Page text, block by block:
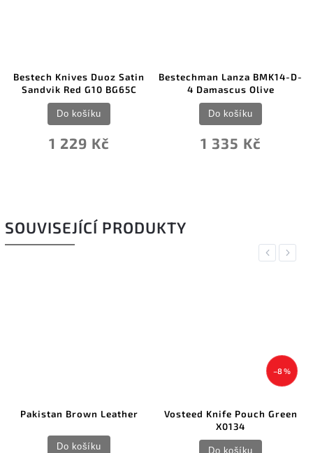
Duoz Satin
G10 BG65C
Bestechman Lanza BMK14-D-
4 Damascus Olive
Civivi
D2 Cuibourtia
SOUVISEJÍCÍ PRODUKTY
Previous
Brown Leather
Vosteed Knife Pouch Green
Next